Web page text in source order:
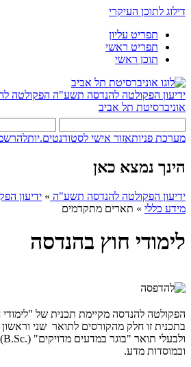
דילוג לתוכן העיקרי
תפריט עליון
תפריט ראשי
תוכן ראשי
ידיעון הפקולטה להנדסה תשע"ה הפקולטה
אוניברסיטת תל אביב
מערכת פניותאזור אישי לסטודנטים.יות
הינך נמצא כאן
ידיעון הפקולטה להנדסה תשע"ה » ידיעון
מידע כללי » תארים מתקדמים
לימודי חוץ בהנדסה
הפקולטה להנדסה מקיימת תכנית של
בתכנית זו חלק מהקורסים לתואר שני
ולבעלי תואר "בוגר במדעים מדויקים" (B.Sc.
ובמוסדות מדע.